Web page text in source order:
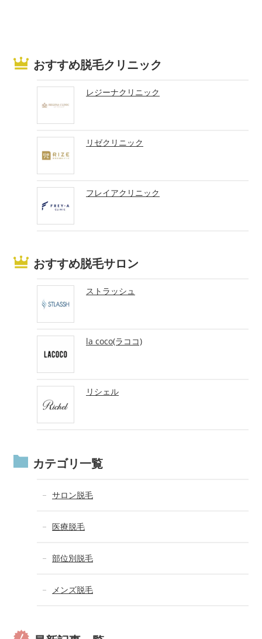
おすすめ脱毛クリニック
レジーナクリニック
リゼクリニック
フレイアクリニック
おすすめ脱毛サロン
ストラッシュ
la coco(ラココ)
リシェル
カテゴリ一覧
サロン脱毛
医療脱毛
部位別脱毛
メンズ脱毛